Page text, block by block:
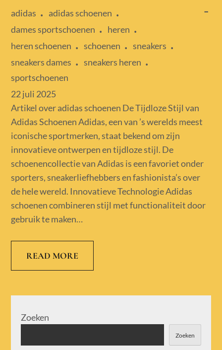
adidas
adidas schoenen
dames sportschoenen
heren
heren schoenen
schoenen
sneakers
sneakers dames
sneakers heren
sportschoenen
Posted
on
22 juli 2025
Artikel over adidas schoenen De Tijdloze Stijl van
Adidas Schoenen Adidas, een van ’s werelds meest
iconische sportmerken, staat bekend om zijn
innovatieve ontwerpen en tijdloze stijl. De
schoenencollectie van Adidas is een favoriet onder
sporters, sneakerliefhebbers en fashionista’s over
de hele wereld. Innovatieve Technologie Adidas
schoenen combineren stijl met functionaliteit door
gebruik te maken…
READ MORE
Zoeken
Zoeken